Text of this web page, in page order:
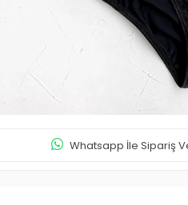
Whatsapp İle Sipariş